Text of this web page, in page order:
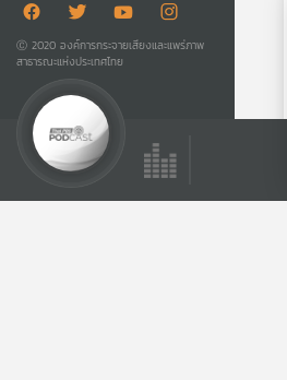
Ⓒ 2020 องค์การกระจายเสียงและแพร่ภาพ
สาธารณะแห่งประเทศไทย